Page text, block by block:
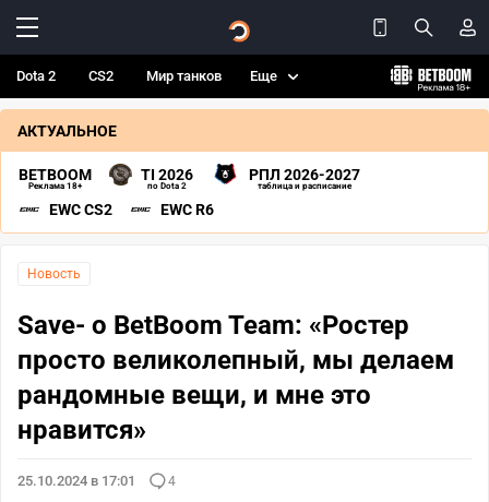
Dota 2 CS2 Мир танков Еще
АКТУАЛЬНОЕ
BETBOOM
Реклама 18+
TI 2026
по Dota 2
РПЛ 2026-2027
таблица и расписание
EWC CS2 EWC R6
Новость
Save- о BetBoom Team: «Ростер
просто великолепный, мы делаем
рандомные вещи, и мне это
нравится»
25.10.2024 в 17:01 4